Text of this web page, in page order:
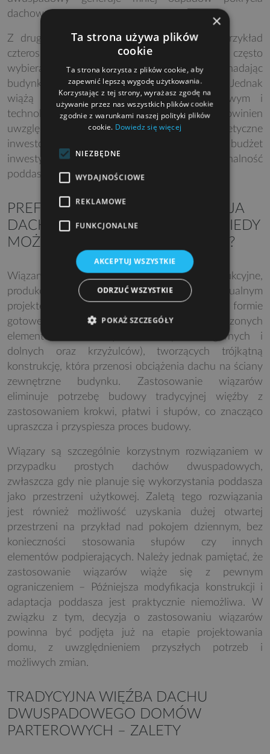
dachowego, co dodatkowo obniża koszty.
Z drugiej strony, dachy wielospadowe na przykład
czterospadowe, naczółkowe, kopertowe są często
wybierane ze względów estetycznych, nadając
budynkowi bardziej reprezentacyjny charakter. Jednak
wiążą się z większym nakładem finansowym i
technologicznym. Ostateczny wybór powinien
uwzględniać zarówno preferencje estetyczne
inwestora, jak i aspekty praktyczne, takie jak budżet
inwestycji, warunki lokalne oraz funkcjonalność
poddasza, jeśli planuje się jego wykorzystanie.
PREFABRYKOWANA KONSTRUKCJA
DACHÓW DWUSPADOWYCH – KIEDY
MOŻNA ZASTOSOWAĆ WIĄZARY?
Wiązary dachowe to gotowe elementy konstrukcyjne,
produkowane w fabryce zgodnie z indywidualnym
projektem i dostarczane na plac budowy w formie
gotowej do montażu. Składają się one z połączonych
elementów drewnianych (tzw. pasów górnych i
dolnych oraz krzyżulców), tworzących trójkątną
konstrukcję, która przenosi obciążenia dachu na ściany
zewnętrzne budynku. Zastosowanie wiązarów
eliminuje potrzebę budowy tradycyjnej więźby z
zastosowaniem krokwi, płatwi i słupów, co znacząco
upraszcza i przyspiesza proces budowy.
Wiązary są szczególnie korzystnym rozwiązaniem w
przypadku prostych dachów dwuspadowych,
zwłaszcza gdy nie planuje się wykorzystania poddasza
jako przestrzeni użytkowej. Zaletą tego rozwiązania
jest również możliwość uzyskania dużej otwartej
przestrzeni na przykład nad pokojem dziennym, bez
konieczności stosowania słupów czy innych
elementów podpierających. Należy jednak pamiętać, że
zastosowanie wiązarów wiąże się z pewnym
ograniczeniem – Późniejsza modyfikacja konstrukcji i
adaptacja poddasza jest praktycznie niemożliwa. W
związku z tym, decyzja o zastosowaniu wiązarów
powinna być podjęta już na etapie projektowania
domu, z uwzględnieniem przyszłych potrzeb i
możliwych zmian.
TRADYCYJNA WIĘŹBA DACHU
DWUSPADOWEGO DOMÓW
PARTEROWYCH – ZALETY
×
Ta strona używa plików
cookie
Ta strona korzysta z plików cookie, aby
zapewnić lepszą wygodę użytkowania.
Korzystając z tej strony, wyrażasz zgodę na
używanie przez nas wszystkich plików cookie
zgodnie z warunkami naszej polityki plików
cookie. Dowiedz się więcej
NIEZBĘDNE
WYDAJNOŚCIOWE
REKLAMOWE
FUNKCJONALNE
AKCEPTUJ WSZYSTKIE
ODRZUĆ WSZYSTKIE
POKAŻ SZCZEGÓŁY